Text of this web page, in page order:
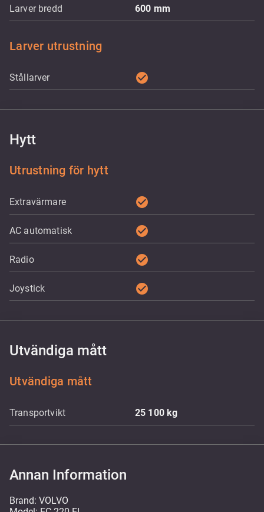
Larver bredd 600 mm
Larver utrustning
Stållarver check_circle
Hytt
Utrustning för hytt
Extravärmare check_circle
AC automatisk check_circle
Radio check_circle
Joystick check_circle
Utvändiga mått
Utvändiga mått
Transportvikt 25 100kg
Annan Information
Brand: VOLVO